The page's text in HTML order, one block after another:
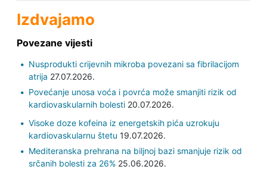
Izdvajamo
Povezane vijesti
Nusprodukti crijevnih mikroba povezani sa fibrilacijom
atrija 27.07.2026.
Povećanje unosa voća i povrća može smanjiti rizik od
kardiovaskularnih bolesti20.07.2026.
Visoke doze kofeina iz energetskih pića uzrokuju
kardiovaskularnu štetu 19.07.2026.
Mediteranska prehrana na biljnoj bazi smanjuje rizik od
srčanih bolesti za 26%25.06.2026.